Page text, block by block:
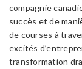
compagnie
succès et de
de courses à
excités
transformation